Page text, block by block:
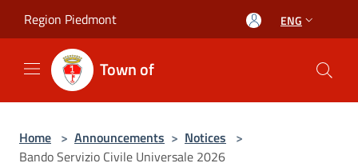
Region Piedmont ENG
Town of
Home > Announcements > Notices >
Bando Servizio Civile Universale 2026